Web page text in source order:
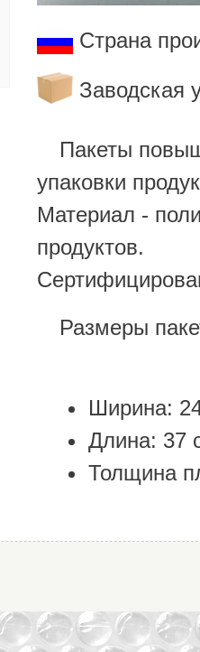
Страна
Заводская
Пакеты
упаковки
Материал -
продуктов.
Размеры
Ширина:
Длина: 37
Толщина